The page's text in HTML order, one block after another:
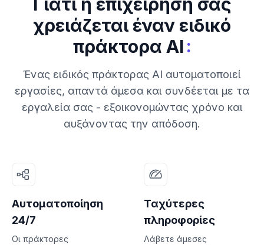
χρειάζεται έναν ειδικό
πράκτορα AI:
Ένας ειδικός πράκτορας AI αυτοματοποιεί
εργασίες, απαντά άμεσα και συνδέεται με τα
εργαλεία σας - εξοικονομώντας χρόνο και
αυξάνοντας την απόδοση.
Αυτοματοποίηση
24/7
Οι πράκτορες
Ταχύτερες
πληροφορίες
Λάβετε άμεσες